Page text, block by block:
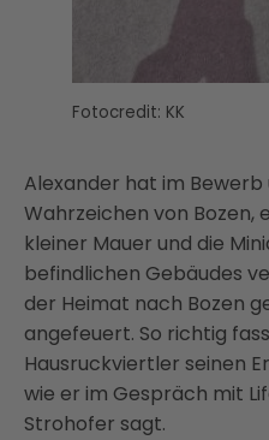
Fotocredit: KK
Alexander hat im
Wahrzeichen von Bozen,
kleiner Mauer und die
befindlichen Gebäudes
der Heimat nach Bozen
angefeuert. So richtig
Hausruckviertler seinen
wie er im Gespräch mit
Strohofer sagt.